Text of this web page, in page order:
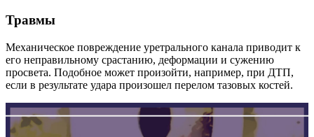
Травмы
Механическое повреждение уретрального канала приводит к
его неправильному срастанию, деформации и сужению
просвета. Подобное может произойти, например, при ДТП,
если в результате удара произошел перелом тазовых костей.